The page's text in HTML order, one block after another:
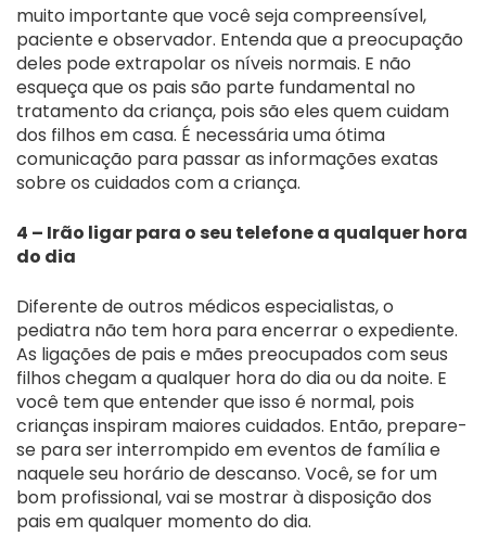
muito importante que você seja compreensível,
paciente e observador. Entenda que a preocupação
deles pode extrapolar os níveis normais. E não
esqueça que os pais são parte fundamental no
tratamento da criança, pois são eles quem cuidam
dos filhos em casa. É necessária uma ótima
comunicação para passar as informações exatas
sobre os cuidados com a criança.
4 – Irão ligar para o seu telefone a qualquer hora
do dia
Diferente de outros médicos especialistas, o
pediatra não tem hora para encerrar o expediente.
As ligações de pais e mães preocupados com seus
filhos chegam a qualquer hora do dia ou da noite. E
você tem que entender que isso é normal, pois
crianças inspiram maiores cuidados. Então, prepare-
se para ser interrompido em eventos de família e
naquele seu horário de descanso. Você, se for um
bom profissional, vai se mostrar à disposição dos
pais em qualquer momento do dia.